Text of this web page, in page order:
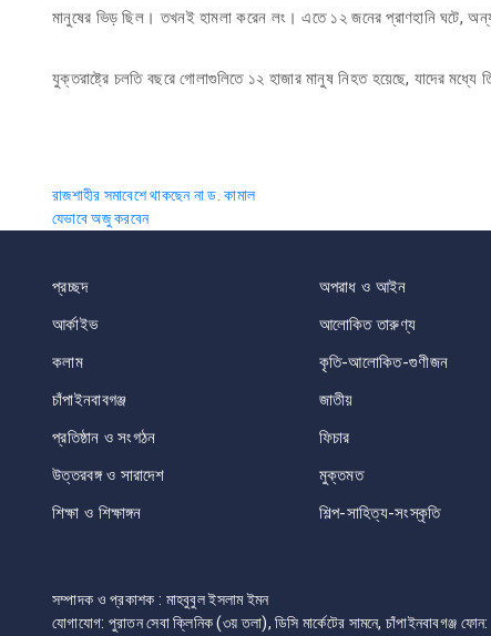
মানুষের ভিড় ছিল। তখনই হামলা করেন লং। এতে ১২ জনের প্রাণহানি ঘটে,
যুক্তরাষ্ট্রে চলতি বছরে গোলাগুলিতে ১২ হাজার মানুষ নিহত হয়েছে, যাদের মধ্যে
Post
navigation
রাজশাহীর সমাবেশে থাকছেন না ড. কামাল
যেভাবে অজু করবেন
প্রচ্ছদ অপরাধ ও আইন
আর্কাইভ
আলোকিত তারুণ্য
কলাম
কৃতি-আলোকিত-গুণীজন
চাঁপাইনবাবগঞ্জ
জাতীয়
প্রতিষ্ঠান ও সংগঠন
ফিচার
উত্তরবঙ্গ ও সারাদেশ
মুক্তমত
শিক্ষা ও শিক্ষাঙ্গন
শিল্প-সাহিত্য-সংস্কৃতি
সম্পাদক ও প্রকাশক : মাহবুবুল ইসলাম ইমন
যোগাযোগ: পুরাতন সেবা ক্লিনিক (৩য় তলা), ডিসি মার্কেটের সামনে,